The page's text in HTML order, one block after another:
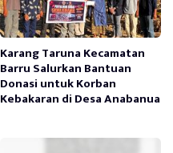
Karang Taruna Kecamatan
Barru Salurkan Bantuan
Donasi untuk Korban
Kebakaran di Desa Anabanua